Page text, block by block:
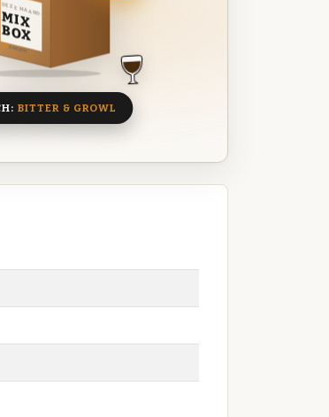
DEZE MAAND
MIX
BOX
8 BIEREN
BITTER & GROWL